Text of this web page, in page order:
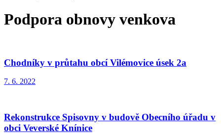
Podpora obnovy venkova
Chodníky v průtahu obcí Vilémovice úsek 2a
7. 6. 2022
Rekonstrukce Spisovny v budově Obecního úřadu v
obci Veverské Knínice